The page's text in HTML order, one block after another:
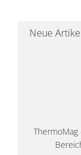
Neue